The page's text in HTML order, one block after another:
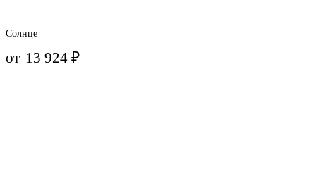
Солнце
от 13 924₽